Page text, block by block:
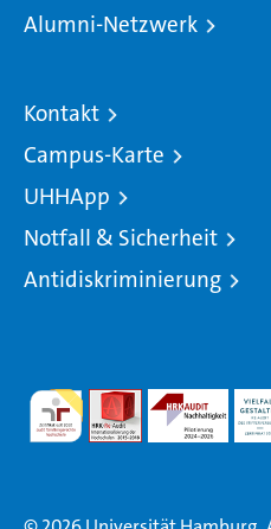
Alumni-Netzwerk
Kontakt
Campus-Karte
UHHApp
Notfall & Sicherheit
Antidiskriminierung